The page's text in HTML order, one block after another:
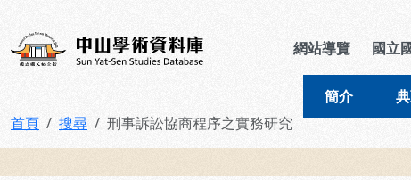
中山學術資料庫 網站導覽 國立
簡介
首頁 搜尋 刑事訴訟協商程序之實務研究